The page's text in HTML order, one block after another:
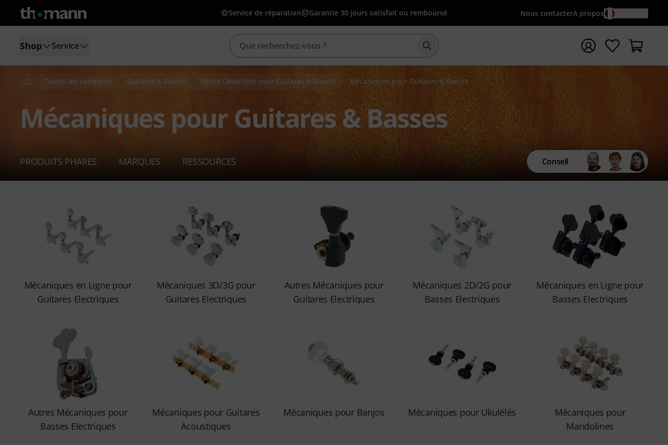
Service de réparation Garantie 30 jours satisfait ou remboursé Nous contacterA propos
Shop Service Démarrer la recherche avec le terme de recherche
Toutes les catégories Guitares & Basses Pièces Détachées pour Guitares & Basses Mécaniques pour Guitares & Basses
Mécaniques pour Guitares & Basses
PRODUITS PHARES MARQUES RESSOURCES Conseil
Mécaniques en Ligne pour
Guitares Electriques
Mécaniques 3D/3G pour
Guitares Electriques
Autres Mécaniques pour
Guitares Electriques
Mécaniques 2D/2G pour
Basses Electriques
Mécaniques en Ligne pour
Basses Electriques
Autres Mécaniques pour
Basses Electriques
Mécaniques pour Guitares
Acoustiques
Mécaniques pour Banjos Mécaniques pour Ukulélés
Mécaniques pour
Mandolines